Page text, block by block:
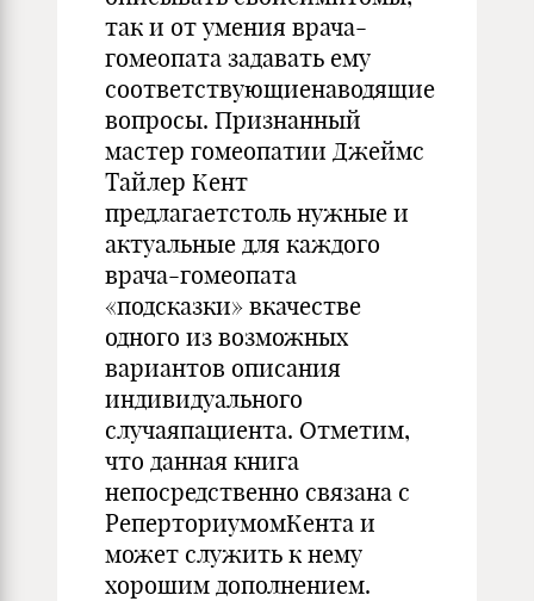
так и от умения врача-
гомеопата задавать ему
соответствующиенаводящие
вопросы. Признанный
мастер гомеопатии Джеймс
Тайлер Кент
предлагаетстоль нужные и
актуальные для каждого
врача-гомеопата
«подсказки» вкачестве
одного из возможных
вариантов описания
индивидуального
случаяпациента. Отметим,
что данная книга
непосредственно связана с
РеперториумомКента и
может служить к нему
хорошим дополнением.